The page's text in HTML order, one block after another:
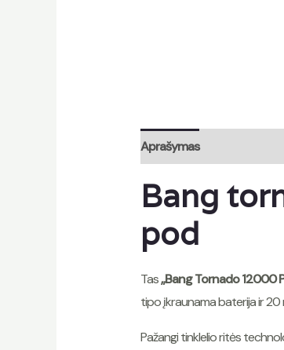
Aprašymas
Bang
pod
Tas„Bang Tornado 12000
tipo įkraunama baterija ir 20
Pažangi tinklelio ritės